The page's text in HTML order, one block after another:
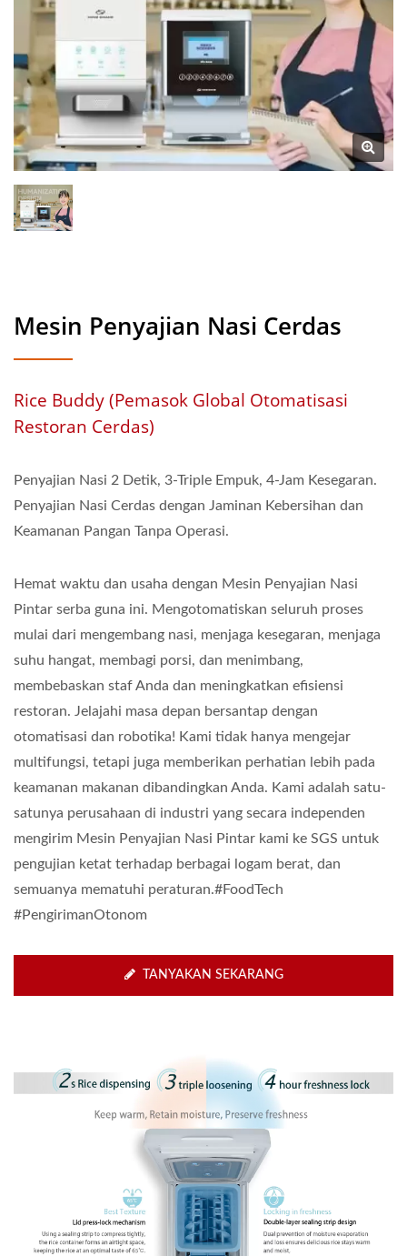
Makan | Hong Chiang
Mesin Penyajian Nasi Cerdas
Rice Buddy (Pemasok Global Otomatisasi
Restoran Cerdas)
Penyajian Nasi 2 Detik, 3-Triple Empuk, 4-Jam Kesegaran.
Penyajian Nasi Cerdas dengan Jaminan Kebersihan dan
Keamanan Pangan Tanpa Operasi.
Hemat waktu dan usaha dengan Mesin Penyajian Nasi
Pintar serba guna ini. Mengotomatiskan seluruh proses
mulai dari mengembang nasi, menjaga kesegaran, menjaga
suhu hangat, membagi porsi, dan menimbang,
membebaskan staf Anda dan meningkatkan efisiensi
restoran. Jelajahi masa depan bersantap dengan
otomatisasi dan robotika! Kami tidak hanya mengejar
multifungsi, tetapi juga memberikan perhatian lebih pada
keamanan makanan dibandingkan Anda. Kami adalah satu-
satunya perusahaan di industri yang secara independen
mengirim Mesin Penyajian Nasi Pintar kami ke SGS untuk
pengujian ketat terhadap berbagai logam berat, dan
semuanya mematuhi peraturan.#FoodTech
#PengirimanOtonom
TANYAKAN SEKARANG